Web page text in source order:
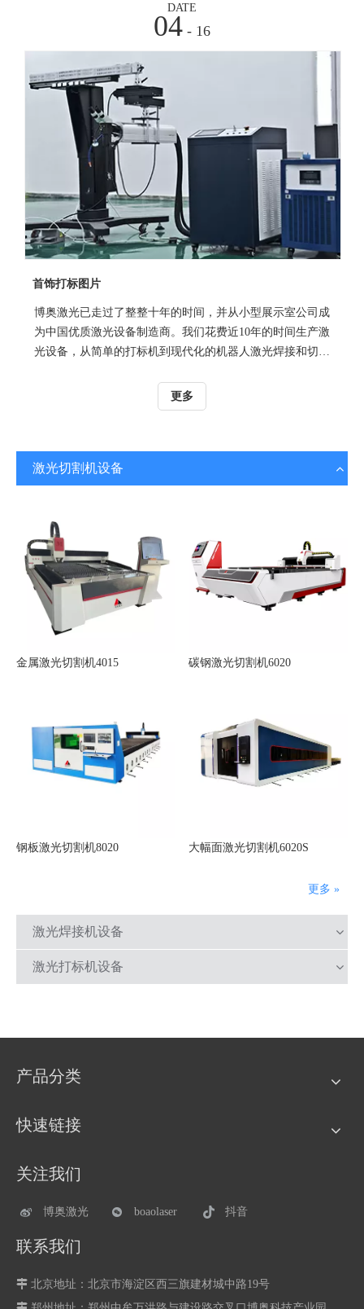
DATE
04 - 16
首饰打标图片
博奥激光已走过了整整十年的时间，并从小型展示室公司成
为中国优质激光设备制造商。我们花费近10年的时间生产激
光设备，从简单的打标机到现代化的机器人激光焊接和切割
发了全球市场并获得了ISO9001，CE，FDA认证。
更多
激光切割机设备
金属激光切割机4015 碳钢激光切割机6020
钢板激光切割机8020 大幅面激光切割机6020S
更多 »
激光焊接机设备
激光打标机设备
产品分类
快速链接
关注我们
博奥激光 boaolaser 抖音
联系我们
 北京地址：北京市海淀区西三旗建材城中路19号